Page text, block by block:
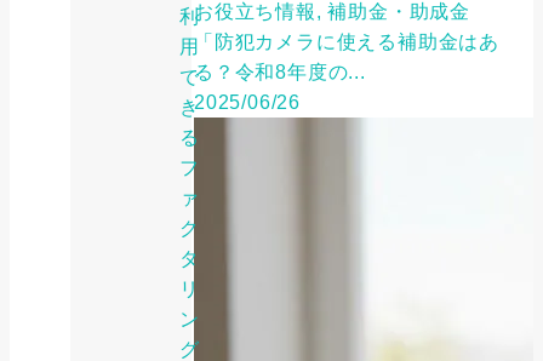
利
用
で
き
る
フ
ァ
ク
タ
リ
ン
グ
お役立ち情報, 補助金・助成金
「防犯カメラに使える補助金はあ
る？令和8年度の...
2025/06/26